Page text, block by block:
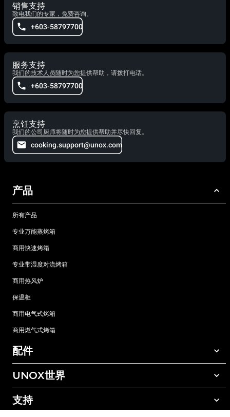
销售支持
致电我们的专家，免费咨询。
+603-58797700
服务支持
我们的技术人员随时为您提供帮助，请拨打电话。
+603-58797700
烹饪支持
我们的公司厨师将随时为您提供帮助并尽快回复。
cooking.support@unox.com
产品
所有产品
专业万能蒸烤箱
商用快速烤箱
专业带湿度对流烤箱
商用热风炉
保温柜
商用电气式烤箱
商用燃气式烤箱
配件
所有配件
手动清洗清洁剂
UNOX世界
我们在全球的办事处
支持